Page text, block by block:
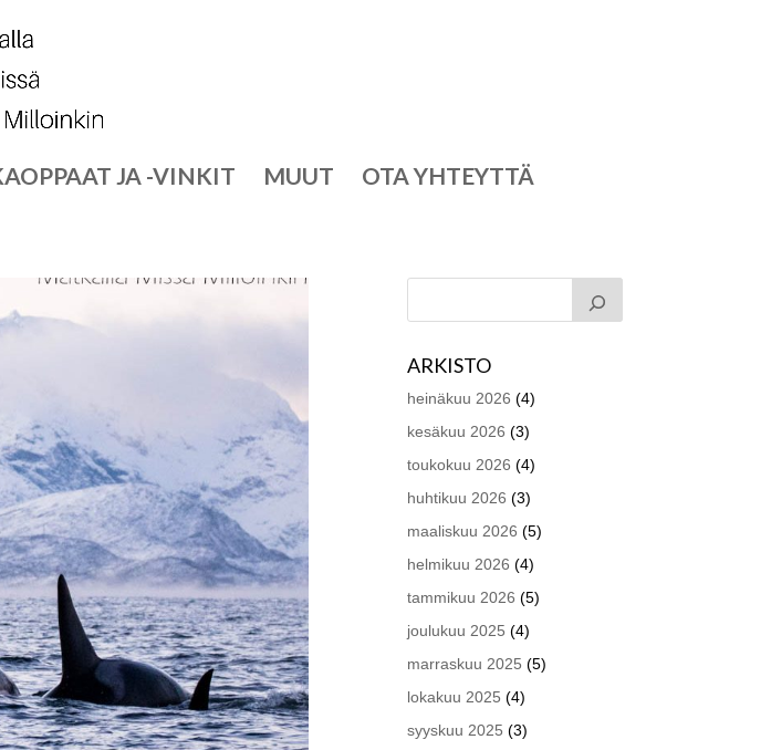
JA -VINKIT MUUT OTA YHTEYTTÄ
ARKISTO
heinäkuu 2026 (4)
kesäkuu 2026 (3)
toukokuu 2026 (4)
huhtikuu 2026 (3)
maaliskuu 2026 (5)
helmikuu 2026 (4)
tammikuu 2026 (5)
joulukuu 2025 (4)
marraskuu 2025 (5)
lokakuu 2025 (4)
syyskuu 2025 (3)